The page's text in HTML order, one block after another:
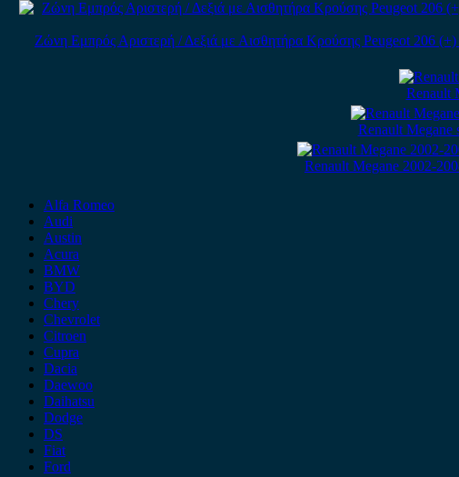
Ζώνη Εμπρός Αριστερή / Δεξιά με Αισθητήρα Κρούσης Peugeot 206
Renault
Renault Megane
Renault Megane 2002-
Alfa Romeo
Audi
Austin
Acura
BMW
BYD
Chery
Chevrolet
Citroen
Cupra
Dacia
Daewoo
Daihatsu
Dodge
DS
Fiat
Ford